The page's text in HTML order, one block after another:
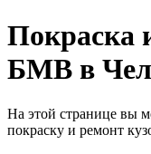
Покраска
БМВ в
На этой странице вы
покраску и ремонт